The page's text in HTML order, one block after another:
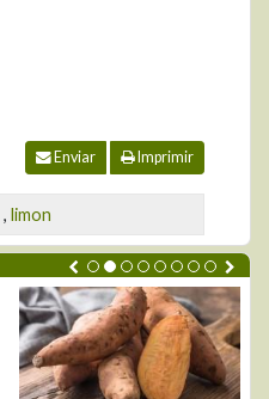
Enviar Imprimir
, limon